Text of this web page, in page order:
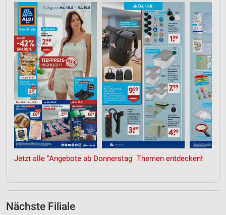
Jetzt alle "Angebote ab Donnerstag" Themen entdecken!
Nächste Filiale